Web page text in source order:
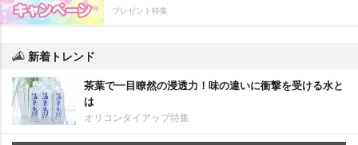
プレゼント特集
新着トレンド
茶葉で一目瞭然の浸透力！味の違いに衝撃を受ける水と
は
オリコンタイアップ特集